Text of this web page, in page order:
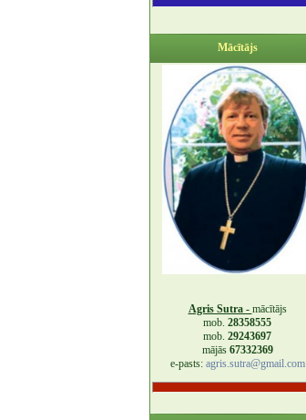
Mācītājs
Agris Sutra - mācītājs
mob. 28358555
mob. 29243697
mājās 67332369
e-pasts: agris.sutra@gmail.com